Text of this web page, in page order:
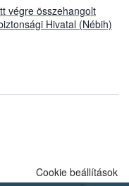
végre összehangolt
Hivatal (Nébih)
Iroda (KR NNI)
együttműködve. A
között
Cookie beállítások